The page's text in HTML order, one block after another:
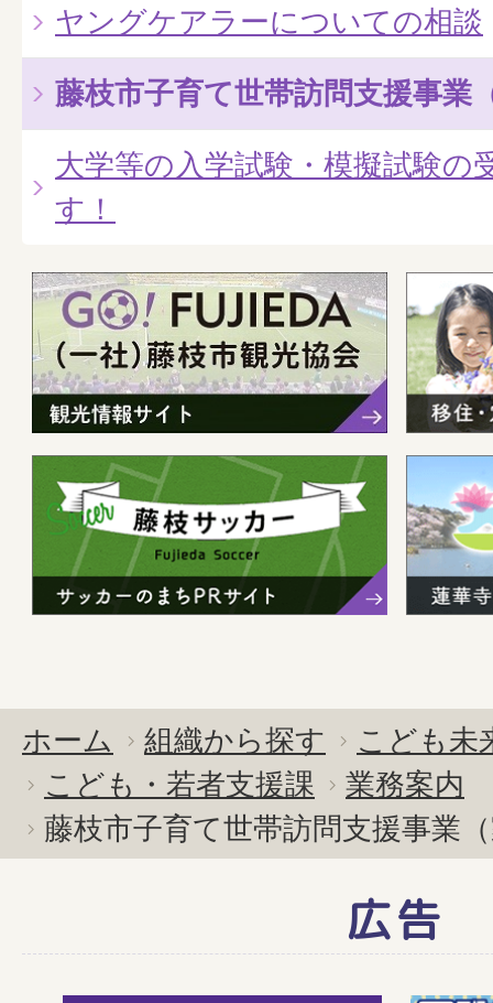
ヤングケアラーについての相談
藤枝市子育て世帯訪問支援事業
大学等の入学試験・模擬試験の
す！
ホーム 組織から探す
こども未
こども・若者支援課
業務案内
藤枝市子育て世帯訪問支援事業
広告